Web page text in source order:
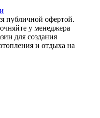
публичной офертой.
у менеджера
для создания
и отдыха на